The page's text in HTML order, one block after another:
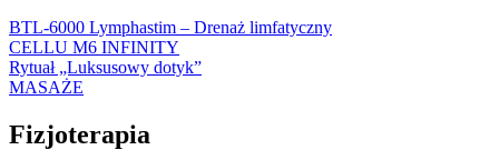
BTL-6000 Lymphastim – Drenaż limfatyczny
CELLU M6 INFINITY
Rytuał „Luksusowy dotyk”
MASAŻE
Fizjoterapia